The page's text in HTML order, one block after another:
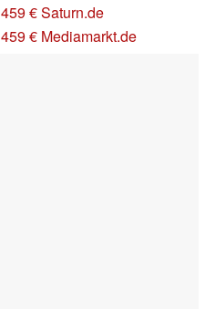
459 € Saturn.de
459 € Mediamarkt.de